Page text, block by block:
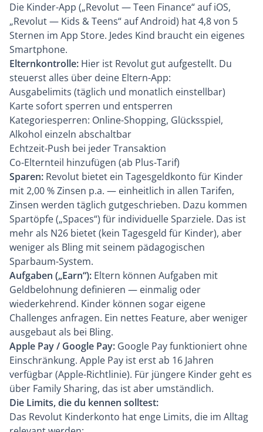
Die Kinder-App („Revolut — Teen Finance“ auf iOS,
„Revolut — Kids & Teens“ auf Android) hat 4,8 von 5
Sternen im App Store. Jedes Kind braucht ein eigenes
Smartphone.
Elternkontrolle: Hier ist Revolut gut aufgestellt. Du
steuerst alles über deine Eltern-App:
Ausgabelimits (täglich und monatlich einstellbar)
Karte sofort sperren und entsperren
Kategoriesperren: Online-Shopping, Glücksspiel,
Alkohol einzeln abschaltbar
Echtzeit-Push bei jeder Transaktion
Co-Elternteil hinzufügen (ab Plus-Tarif)
Sparen: Revolut bietet ein Tagesgeldkonto für Kinder
mit 2,00 % Zinsen p.a. — einheitlich in allen Tarifen,
Zinsen werden täglich gutgeschrieben. Dazu kommen
Spartöpfe („Spaces“) für individuelle Sparziele. Das ist
mehr als N26 bietet (kein Tagesgeld für Kinder), aber
weniger als Bling mit seinem pädagogischen
Sparbaum-System.
Aufgaben („Earn“): Eltern können Aufgaben mit
Geldbelohnung definieren — einmalig oder
wiederkehrend. Kinder können sogar eigene
Challenges anfragen. Ein nettes Feature, aber weniger
ausgebaut als bei Bling.
Apple Pay / Google Pay: Google Pay funktioniert ohne
Einschränkung. Apple Pay ist erst ab 16 Jahren
verfügbar (Apple-Richtlinie). Für jüngere Kinder geht es
über Family Sharing, das ist aber umständlich.
Die Limits, die du kennen solltest:
Das Revolut Kinderkonto hat enge Limits, die im Alltag